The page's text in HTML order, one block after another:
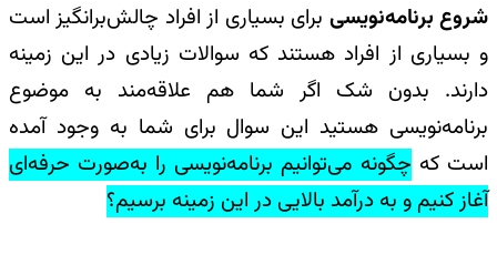
شروع برنامه‌نویسی برای بسیاری از افراد چالش‌برانگیز است
و بسیاری از افراد هستند که سوالات زیادی در این زمینه
دارند. بدون شک اگر شما هم علاقه‌مند به موضوع
برنامه‌نویسی هستید این سوال برای شما به وجود آمده
است که چگونه می‌توانیم برنامه‌نویسی را به‌صورت حرفه‌ای
آغاز کنیم و به درآمد بالایی در این زمینه برسیم؟